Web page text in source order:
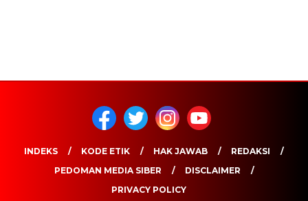
INDEKS KODE ETIK HAK JAWAB
REDAKSI
PEDOMAN MEDIA SIBER
DISCLAIMER
PRIVACY POLICY